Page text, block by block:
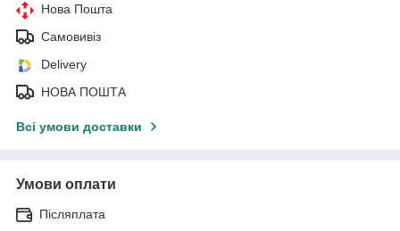
Нова Пошта
Самовивіз
Delivery
НОВА ПОШТА
Всі умови доставки
Умови оплати
Післяплата